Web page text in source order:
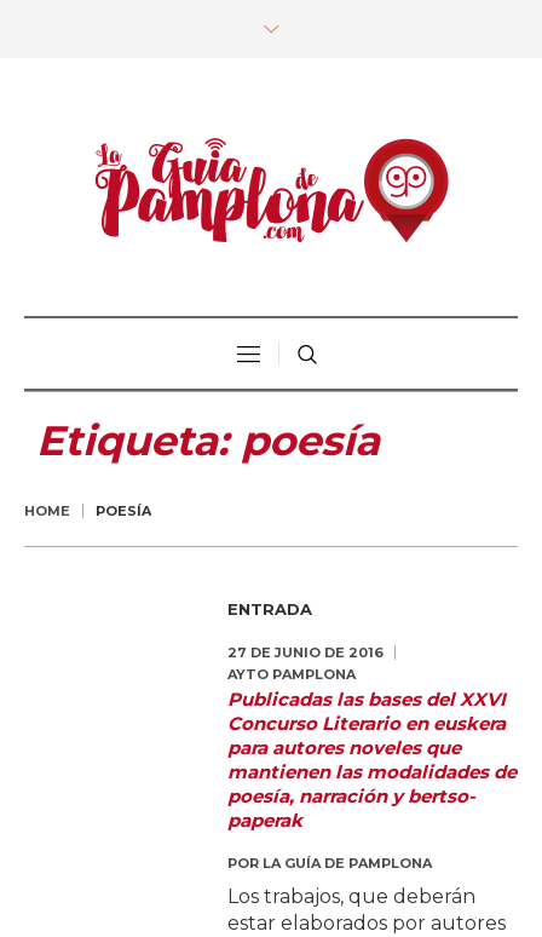
Etiqueta: poesía
HOME POESÍA
ENTRADA
27 DE JUNIO DE 2016
AYTO PAMPLONA
Publicadas las bases del XXVI
Concurso Literario en euskera
para autores noveles que
mantienen las modalidades de
poesía, narración y bertso-
paperak
POR LA GUÍA DE PAMPLONA
Los trabajos, que deberán
estar elaborados por autores